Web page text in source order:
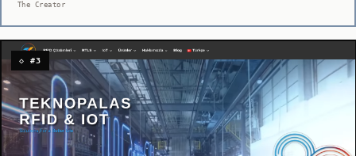
The Creator
◇ #3